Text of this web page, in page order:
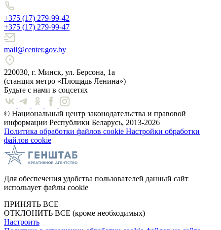
+375 (17) 279-99-42
+375 (17) 279-99-47
mail@center.gov.by
220030, г. Минск, ул. Берсона, 1а
(станция метро «Площадь Ленина»)
Будьте с нами в соцсетях
© Национальный центр законодательства и правовой
информации Республики Беларусь, 2013-2026
Политика обработки файлов cookie Настройки обработки
файлов cookie
Для обеспечения удобства пользователей данный сайт
использует файлы cookie
ПРИНЯТЬ ВСЕ
ОТКЛОНИТЬ ВСЕ (кроме необходимых)
Настроить